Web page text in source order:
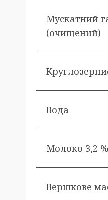
Мускатний
(очищений)
Вода
Молоко 3,2 %
Вершкове